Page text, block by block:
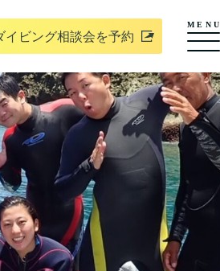
イビング相談会を予約
MENU